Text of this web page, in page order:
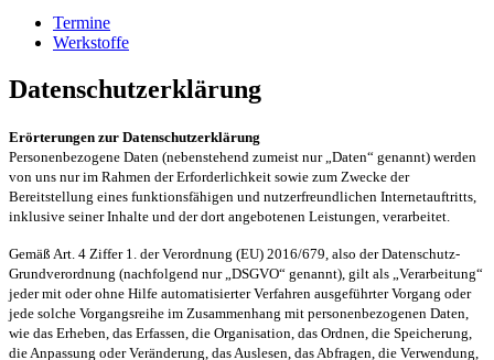
Termine
Werkstoffe
Datenschutzerklärung
Erörterungen zur Datenschutzerklärung
Personenbezogene Daten (nebenstehend zumeist nur „Daten“ genannt) werden
von uns nur im Rahmen der Erforderlichkeit sowie zum Zwecke der
Bereitstellung eines funktionsfähigen und nutzerfreundlichen Internetauftritts,
inklusive seiner Inhalte und der dort angebotenen Leistungen, verarbeitet.
Gemäß Art. 4 Ziffer 1. der Verordnung (EU) 2016/679, also der Datenschutz-
Grundverordnung (nachfolgend nur „DSGVO“ genannt), gilt als „Verarbeitung“
jeder mit oder ohne Hilfe automatisierter Verfahren ausgeführter Vorgang oder
jede solche Vorgangsreihe im Zusammenhang mit personenbezogenen Daten,
wie das Erheben, das Erfassen, die Organisation, das Ordnen, die Speicherung,
die Anpassung oder Veränderung, das Auslesen, das Abfragen, die Verwendung,